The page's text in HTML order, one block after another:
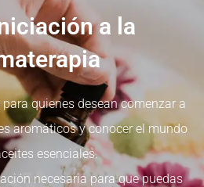
a la
quienes desean comenzar a
aromáticos y conocer el mundo
esenciales.
necesaria para que puedas